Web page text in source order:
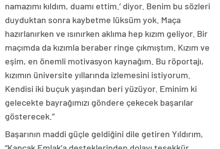
namazımı kıldım, duamı ettim.’ diyor. Benim bu sözleri
duyduktan sonra kaybetme lüksüm yok. Maça
hazırlanırken ve ısınırken aklıma hep kızım geliyor. Bir
maçımda da kızımla beraber ringe çıkmıştım. Kızım ve
eşim, en önemli motivasyon kaynağım. Bu röportajı,
kızımın üniversite yıllarında izlemesini istiyorum.
Kendisi iki buçuk yaşından beri yüzüyor. Eminim ki
gelecekte bayrağımızı göndere çekecek başarılar
gösterecek.”
Başarının maddi güçle geldiğini dile getiren Yıldırım,